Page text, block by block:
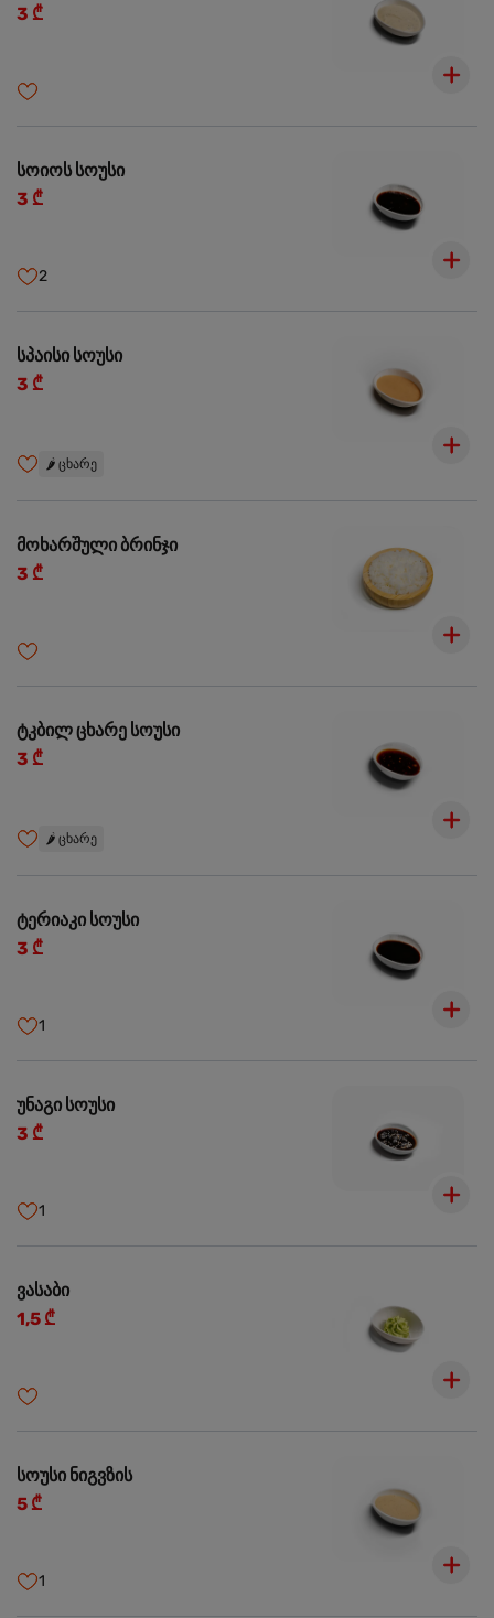
3 ₾
სოიოს სოუსი
3 ₾
2
სპაისი სოუსი
3 ₾
🌶️ ცხარე
მოხარშული ბრინჯი
3 ₾
ტკბილ ცხარე სოუსი
3 ₾
🌶️ ცხარე
ტერიაკი სოუსი
3 ₾
1
უნაგი სოუსი
3 ₾
1
ვასაბი
1,5 ₾
სოუსი ნიგვზის
5 ₾
1